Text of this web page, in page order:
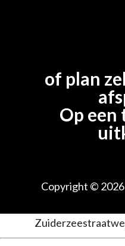
of plan
Op een
Copyright © 2026